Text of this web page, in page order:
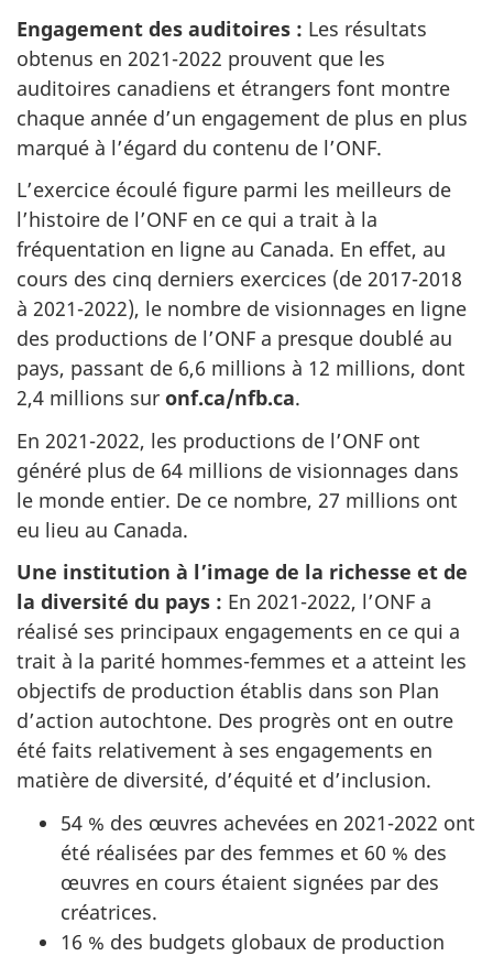
Engagement des auditoires : Les résultats
obtenus en 2021-2022 prouvent que les
auditoires canadiens et étrangers font montre
chaque année d’un engagement de plus en plus
marqué à l’égard du contenu de l’ONF.
L’exercice écoulé figure parmi les meilleurs de
l’histoire de l’ONF en ce qui a trait à la
fréquentation en ligne au Canada. En effet, au
cours des cinq derniers exercices (de 2017-2018
à 2021-2022), le nombre de visionnages en ligne
des productions de l’ONF a presque doublé au
pays, passant de 6,6 millions à 12 millions, dont
2,4 millions sur onf.ca/nfb.ca.
En 2021-2022, les productions de l’ONF ont
généré plus de 64 millions de visionnages dans
le monde entier. De ce nombre, 27 millions ont
eu lieu au Canada.
Une institution à l’image de la richesse et de
la diversité du pays : En 2021-2022, l’ONF a
réalisé ses principaux engagements en ce qui a
trait à la parité hommes-femmes et a atteint les
objectifs de production établis dans son Plan
d’action autochtone. Des progrès ont en outre
été faits relativement à ses engagements en
matière de diversité, d’équité et d’inclusion.
54 % des œuvres achevées en 2021-2022 ont
été réalisées par des femmes et 60 % des
œuvres en cours étaient signées par des
créatrices.
16 % des budgets globaux de production